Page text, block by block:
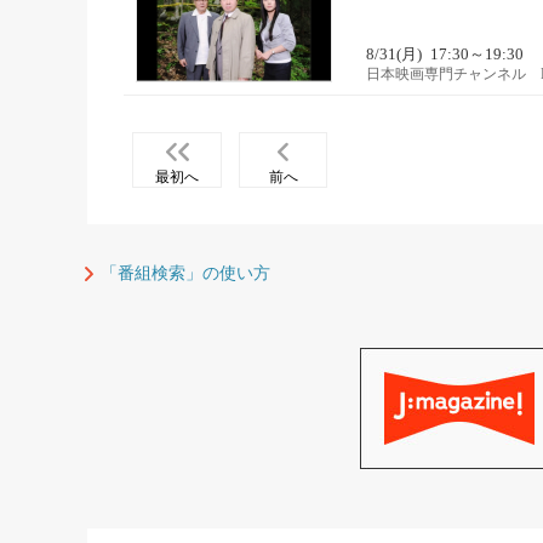
8/31(月) 17:30～19:30
日本映画専門チャンネル
最初へ 前へ
「番組検索」の使い方